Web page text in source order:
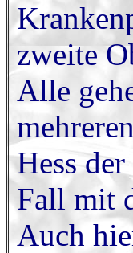
zweite
Alle
Hess
Fall mit
Auch